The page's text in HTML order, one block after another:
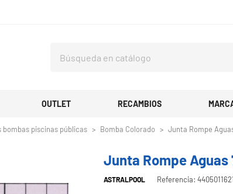
OUTLET RECAMBIOS
bombas piscinas públicas Bomba Colorado Junta Rompe
Junta Rompe Aguas
ASTRALPOOL Referencia: